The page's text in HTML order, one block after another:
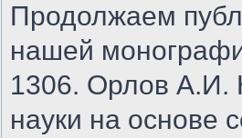
Продолжаем
нашей
1306. Орлов А.И.
науки на основе